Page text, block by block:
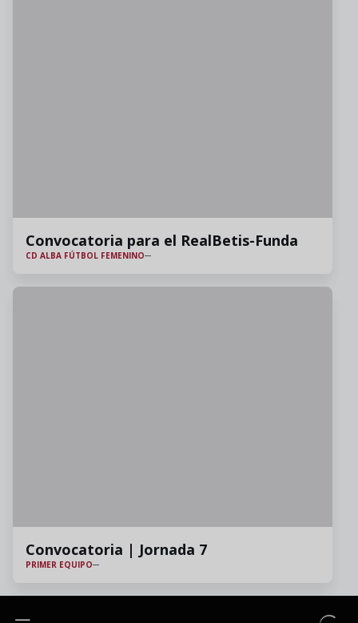
Convocatoria para el RealBetis-Funda
CD ALBA FÚTBOL FEMENINO
Convocatoria | Jornada 7
PRIMER EQUIPO